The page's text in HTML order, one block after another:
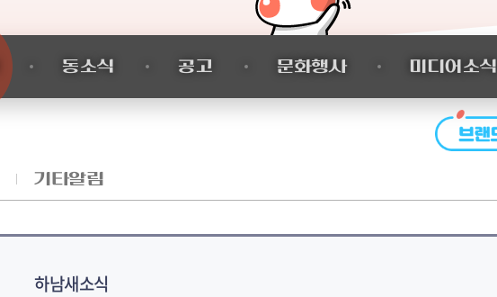
동소식 공고 문화행사 미디어소식
기타알림
하남새소식